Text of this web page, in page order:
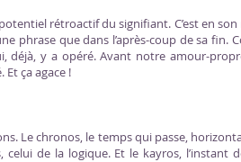
rétroactif du signifiant. C’est en son
phrase que dans l’après-coup de sa fin.
déjà, y a opéré. Avant notre amour-
ça agace !
Le chronos, le temps qui passe,
de la logique. Et le kayros, l’instant